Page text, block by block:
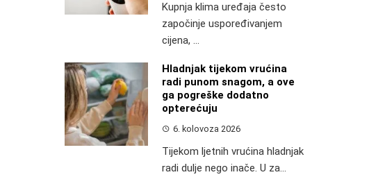
Kupnja klima uređaja često
započinje uspoređivanjem
cijena, ...
Hladnjak tijekom vrućina
radi punom snagom, a ove
ga pogreške dodatno
opterećuju
6. kolovoza 2026
Tijekom ljetnih vrućina hladnjak
radi dulje nego inače. U za...